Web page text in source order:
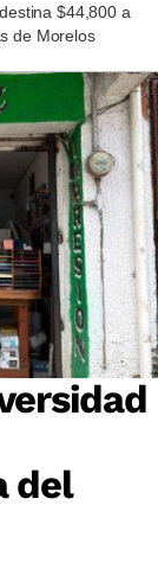
$44,800 a
de Morelos
del